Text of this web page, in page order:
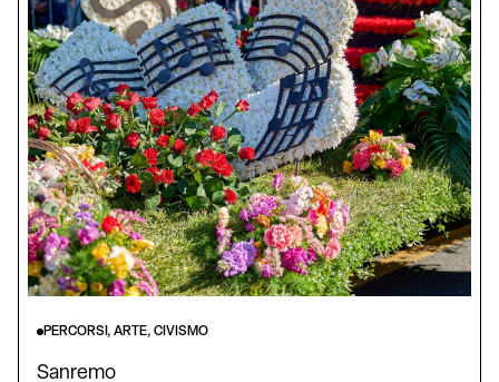
PERCORSI, ARTE, CIVISMO
Sanremo